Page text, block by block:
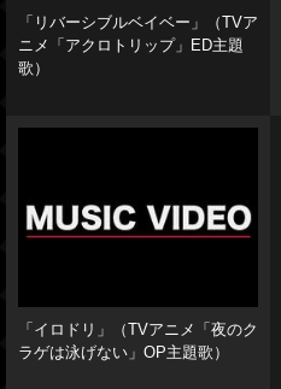
「リバーシブルベイベー」（TVア
ニメ「アクロトリップ」ED主題
歌）
「イロドリ」（TVアニメ「夜のク
ラゲは泳げない」OP主題歌）